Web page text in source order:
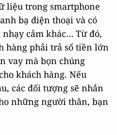
liệu trong smartphone
bạ điện thoại và có
cảm khác… Từ đó,
hàng phải trả số tiền lớn
vay mà bọn chúng
khách hàng. Nếu
các đối tượng sẽ nhắn
những người thân, bạn